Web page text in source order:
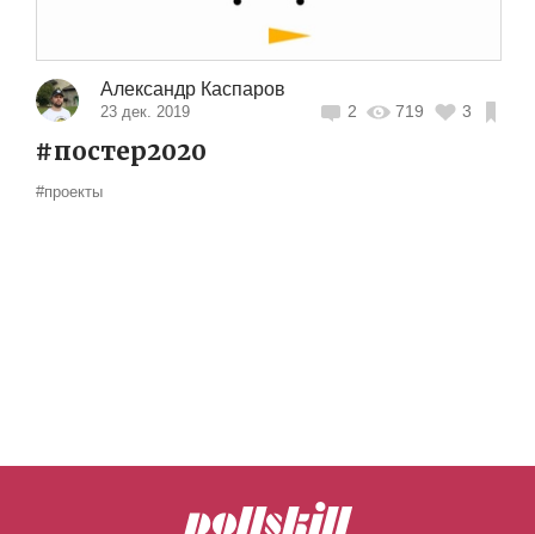
Александр Каспаров
23 дек. 2019 2 719 3
#постер2020
#проекты